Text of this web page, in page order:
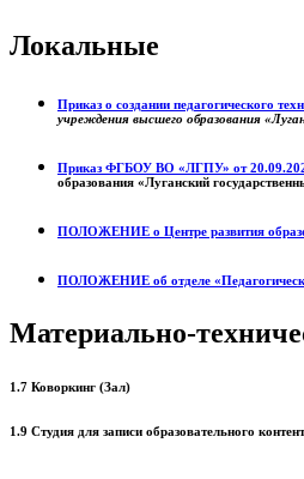
Локальные
Приказ о создании педагогического
учреждения высшего образования
Приказ ФГБОУ ВО «ЛГПУ» от
образования «Луганский
ПОЛОЖЕНИЕ о Центре развития
ПОЛОЖЕНИЕ об отделе
Материально-
1.7 Коворкинг (Зал)
1.9 Студия для записи образовательного